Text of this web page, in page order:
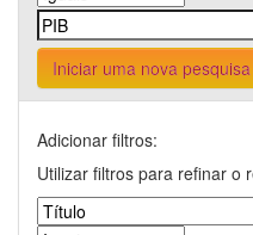
Iniciar uma nova pesquisa
Adicionar filtros:
Utilizar filtros para refinar o